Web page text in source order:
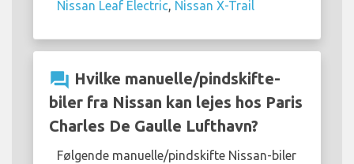
Nissan Leaf Electric, Nissan X-Trail
question_answer Hvilke manuelle/pindskifte-
biler fra Nissan kan lejes hos Paris
Charles De Gaulle Lufthavn?
Følgende manuelle/pindskifte Nissan-biler